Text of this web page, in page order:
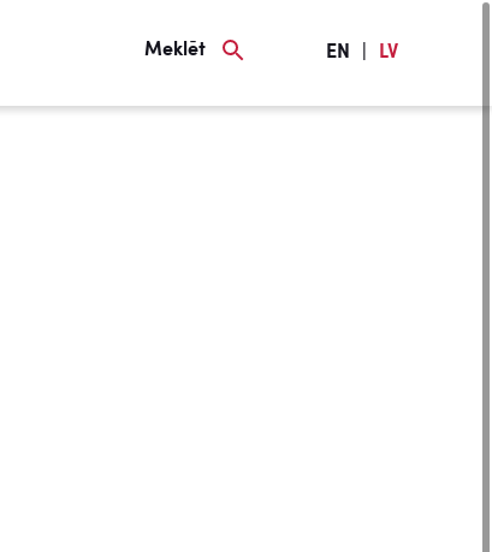
Meklēt EN LV